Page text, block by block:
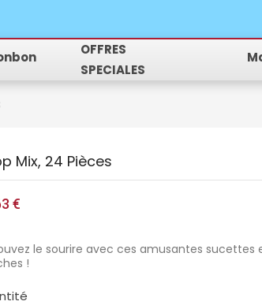
OFFRES
SPECIALES
Mix, 24 Pièces
€
le sourire avec ces amusantes sucettes
!